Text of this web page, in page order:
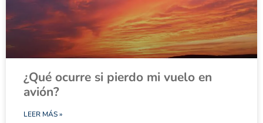
¿Qué ocurre si pierdo mi vuelo en
avión?
LEER MÁS »